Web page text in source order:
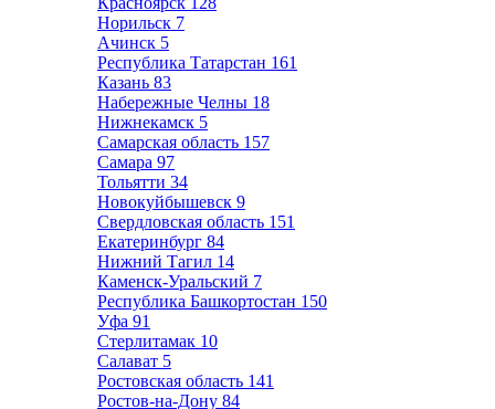
Норильск 7
Ачинск 5
Республика Татарстан 161
Казань 83
Набережные Челны 18
Нижнекамск 5
Самарская область 157
Самара 97
Тольятти 34
Новокуйбышевск 9
Свердловская область 151
Екатеринбург 84
Нижний Тагил 14
Каменск-Уральский 7
Республика Башкортостан 150
Уфа 91
Стерлитамак 10
Салават 5
Ростовская область 141
Ростов-на-Дону 84